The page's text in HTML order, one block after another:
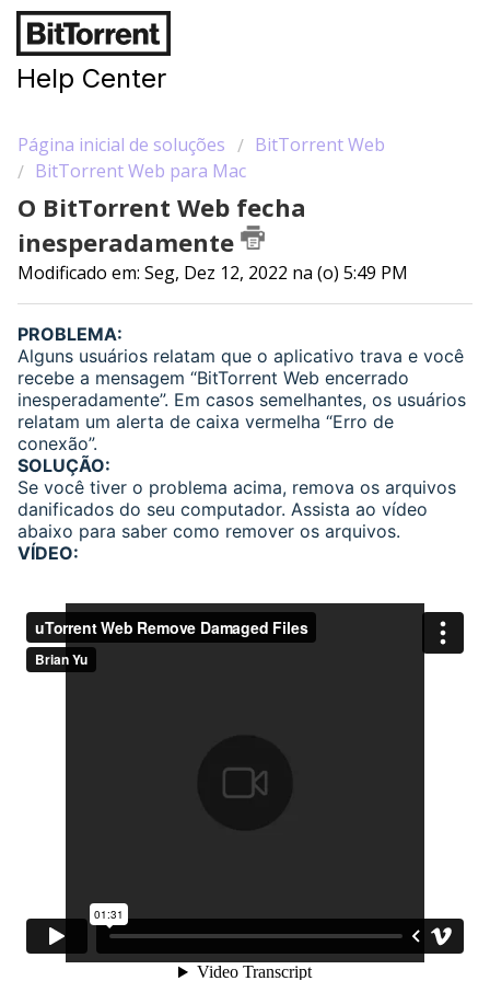
Help Center
Página inicial de soluções
BitTorrent Web
BitTorrent Web para Mac
O BitTorrent Web fecha
inesperadamente
Modificado em: Seg, Dez 12, 2022 na (o) 5:49 PM
PROBLEMA:
Alguns usuários relatam que o aplicativo trava e você
recebe a mensagem “BitTorrent Web encerrado
inesperadamente”. Em casos semelhantes, os usuários
relatam um alerta de caixa vermelha “Erro de
conexão”.
SOLUÇÃO:
Se você tiver o problema acima, remova os arquivos
danificados do seu computador. Assista ao vídeo
abaixo para saber como remover os arquivos.
VÍDEO: